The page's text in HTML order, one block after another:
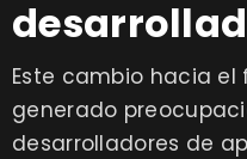
Este cambio hacia
generado
desarrolladores de